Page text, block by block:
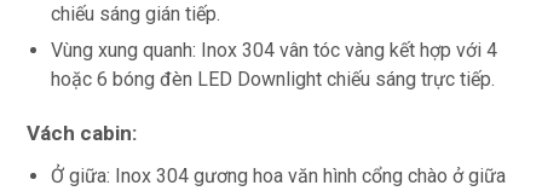
chiếu sáng gián tiếp.
Vùng xung quanh: Inox 304 vân tóc vàng kết hợp với 4
hoặc 6 bóng đèn LED Downlight chiếu sáng trực tiếp.
Vách cabin:
Ở giữa: Inox 304 gương hoa văn hình cổng chào ở giữa